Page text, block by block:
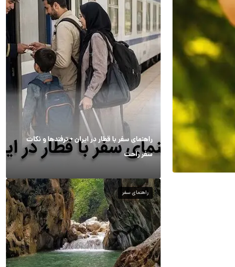
راهنمای سفر با قطار در ایران + ترفندها و نکات
سفر راحت
راهنمای سفر